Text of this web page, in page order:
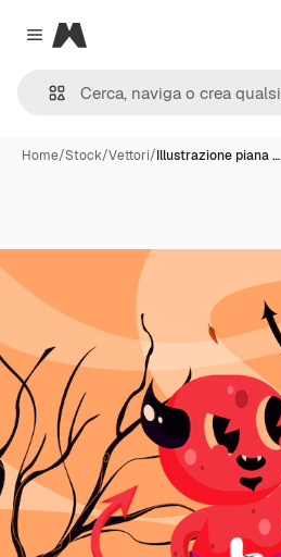
Close menu
Magnific
Home/Stock/Vettori/Illustrazione piana …